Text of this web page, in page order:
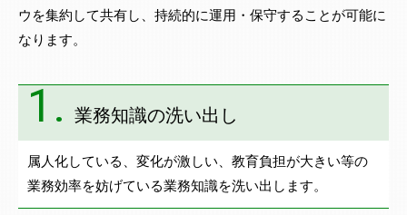
ウを集約して共有し、持続的に運用・保守することが可能に
なります。
1. 業務知識の洗い出し
属人化している、変化が激しい、教育負担が大きい等の
業務効率を妨げている業務知識を洗い出します。